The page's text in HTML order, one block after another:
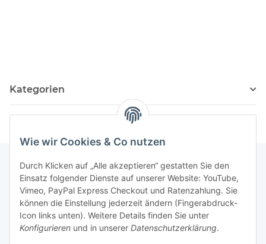
Kategorien
Informationen
Gesetzliche Informationen
Wie wir Cookies & Co nutzen
Durch Klicken auf „Alle akzeptieren“ gestatten Sie den
Einsatz folgender Dienste auf unserer Website: YouTube,
Vimeo, PayPal Express Checkout und Ratenzahlung. Sie
können die Einstellung jederzeit ändern (Fingerabdruck-
Icon links unten). Weitere Details finden Sie unter
Konfigurieren und in unserer Datenschutzerklärung.